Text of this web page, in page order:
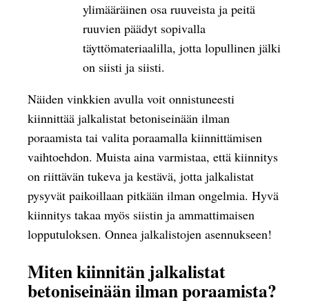
ylimääräinen osa ruuveista ja peitä
ruuvien päädyt sopivalla
täyttömateriaalilla, jotta lopullinen jälki
on siisti ja siisti.
Näiden vinkkien avulla voit onnistuneesti
kiinnittää jalkalistat betoniseinään ilman
poraamista tai valita poraamalla kiinnittämisen
vaihtoehdon. Muista aina varmistaa, että kiinnitys
on riittävän tukeva ja kestävä, jotta jalkalistat
pysyvät paikoillaan pitkään ilman ongelmia. Hyvä
kiinnitys takaa myös siistin ja ammattimaisen
lopputuloksen. Onnea jalkalistojen asennukseen!
Miten kiinnitän jalkalistat
betoniseinään ilman poraamista?